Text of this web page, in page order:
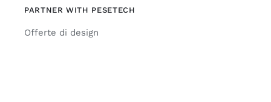
PARTNER WITH PESETECH
Offerte di design